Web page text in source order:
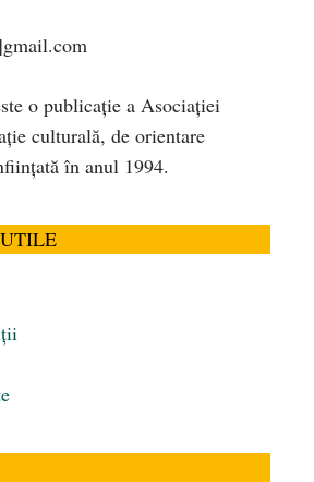
o publicaţie a Asociaţiei
culturală, de orientare
în anul 1994.